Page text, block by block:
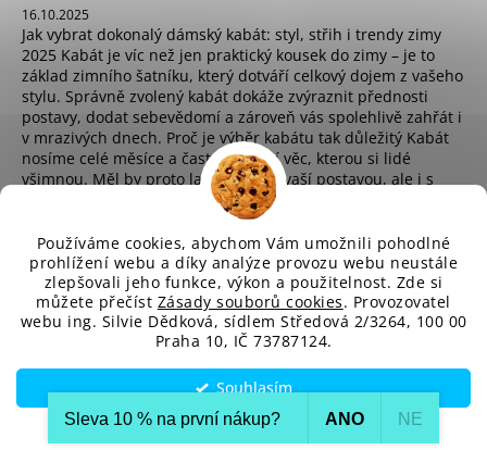
Používáme cookies, abychom Vám umožnili pohodlné
prohlížení webu a díky analýze provozu webu neustále
zlepšovali jeho funkce, výkon a použitelnost. Zde si
můžete přečíst Zásady souborů cookies. Provozovatel
webu ing. Silvie Dědková, sídlem Středová 2/3264, 100 00
Praha 10, IČ 73787124.
Souhlasím
Nastavení
16.10.2025
Jak vybrat dokonalý dámský kabát: styl, střih i trendy zimy
2025 Kabát je víc než jen praktický kousek do zimy – je to
základ zimního šatníku, který dotváří celkový dojem z vašeho
stylu. Správně zvolený kabát dokáže zvýraznit přednosti
postavy, dodat sebevědomí a zároveň vás spolehlivě zahřát i
v mrazivých dnech. Proč je výběr kabátu tak důležitý Kabát
nosíme celé měsíce a často je první věc, kterou si lidé
všimnou. Měl by proto ladit nejen s vaší postavou, ale i s
osobním stylem a životním t...
sd
Copyright 2026SD-Fashion.cz. Všechna práva vyhrazena.
Upravit nastavení cookies
Sleva 10 % na první nákup?​ ANO NE